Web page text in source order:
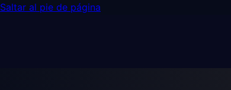
Saltar al pie de página